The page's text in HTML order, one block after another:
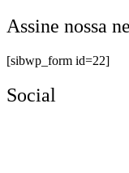
Assine nossa
[sibwp_form id=22]
Social